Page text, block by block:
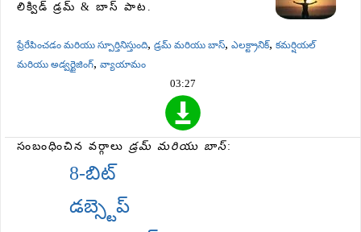
లిక్విడ్ డ్రమ్ & బాస్ పాట.
ప్రేరేపించడం మరియు స్పూర్తినిస్తుంది, డ్రమ్ మరియు బాస్, ఎలక్ట్రానిక్, కమర్షియల్
మరియు అడ్వర్టైజింగ్, వ్యాయామం
03:27
సంబంధించిన వర్గాలు డ్రమ్ మరియు బాస్:
8-బిట్
డబ్స్టెప్